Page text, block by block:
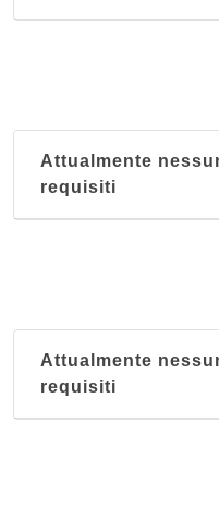
Attualmente
requisiti
Attualmente
requisiti